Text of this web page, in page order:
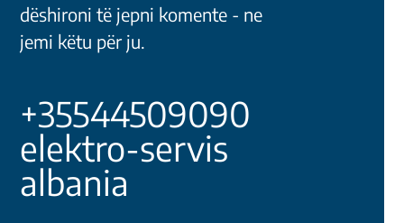
dëshironi të jepni komente - ne
jemi këtu për ju.
+35544509090
elektro-servis
albania